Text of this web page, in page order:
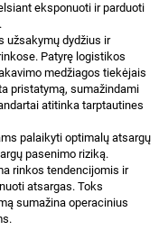
eksponuoti ir parduoti
užsakymų dydžius ir
Patyrę logistikos
medžiagos tiekėjais
pristatymą, sumažindami
atitinka tarptautines
palaikyti optimalų atsargų
pasenimo riziką.
rinkos tendencijomis ir
atsargas. Toks
sumažina operacinius